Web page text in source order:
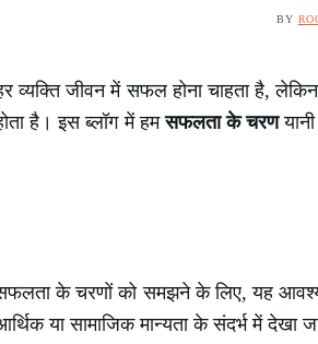
BY
व्यक्ति जीवन में सफल होना चाहता है,
है। इस ब्लॉग में हमसफलता के चरण
के चरणों को समझने के लिए, यह
या सामाजिक मान्यता के संदर्भ में देखा